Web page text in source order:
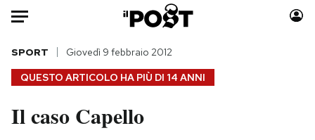
Auto
HOME
Italia
QUESTO ARTICOLO HA PIÙ DI 14 ANNI
SPORT Giovedì 9 febbraio 2012
Il caso Capello